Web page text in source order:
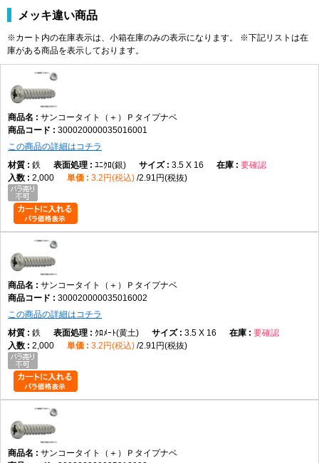
メッキ違い商品
※カート内の在庫表示は、小箱在庫のみの表示になります。 ※下記リストは在
庫がある商品を表示しております。
サンコータイト（＋）Ｐタイプナベ
300020000035016001
この商品の詳細はコチラ
鉄
ﾕﾆｸﾛ(銀) 3.5 X 16
要確認
2,000
3.2円(税込) 2.91円(税抜)
サンコータイト（＋）Ｐタイプナベ
300020000035016002
この商品の詳細はコチラ
鉄
ｸﾛﾒｰﾄ(黄土) 3.5 X 16
要確認
2,000
3.2円(税込) 2.91円(税抜)
サンコータイト（＋）Ｐタイプナベ